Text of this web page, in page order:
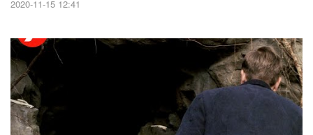
2020-11-15 12:41